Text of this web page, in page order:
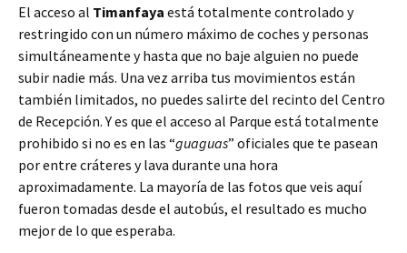
El acceso al Timanfaya está totalmente controlado y
restringido con un número máximo de coches y personas
simultáneamente y hasta que no baje alguien no puede
subir nadie más. Una vez arriba tus movimientos están
también limitados, no puedes salirte del recinto del Centro
de Recepción. Y es que el acceso al Parque está totalmente
prohibido si no es en las “guaguas” oficiales que te pasean
por entre cráteres y lava durante una hora
aproximadamente. La mayoría de las fotos que veis aquí
fueron tomadas desde el autobús, el resultado es mucho
mejor de lo que esperaba.